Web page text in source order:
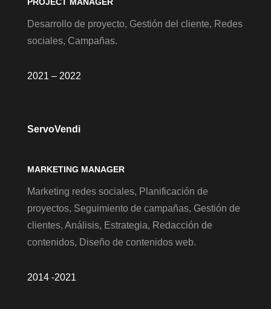
PROJECT MANAGER
Desarrollo de proyecto, Gestión del cliente, Redes
sociales, Campañas.
2021 – 2022
ServoVendi
MARKETING MANAGER
Marketing redes sociales, Planificación de
proyectos, Seguimiento de campañas, Gestión de
clientes, Análisis, Estrategia, Redacción de
contenidos, Diseño de contenidos web.
2014 -2021